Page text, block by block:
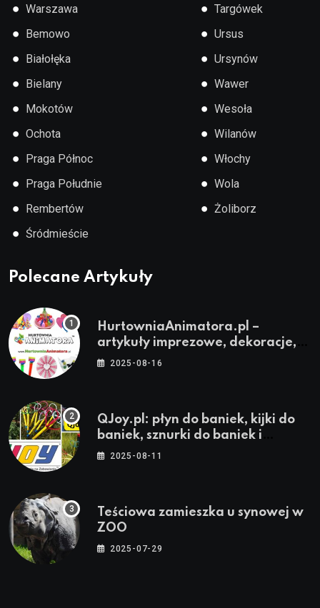
● Warszawa
● Bemowo
● Białołęka
● Bielany
● Mokotów
● Ochota
● Praga Północ
● Praga Południe
● Rembertów
● Śródmieście
● Targówek
● Ursus
● Ursynów
● Wawer
● Wesoła
● Wilanów
● Włochy
● Wola
● Żoliborz
Polecane Artykuły
HurtowniaAnimatora.pl –
artykuły imprezowe, dekoracje,
stroje i akcesoria dla animatorów
2025-08-16
QJoy.pl: płyn do baniek, kijki do
baniek, sznurki do baniek i
zestawy do baniek
2025-08-11
Teściowa zamieszka u synowej w
ZOO
2025-07-29